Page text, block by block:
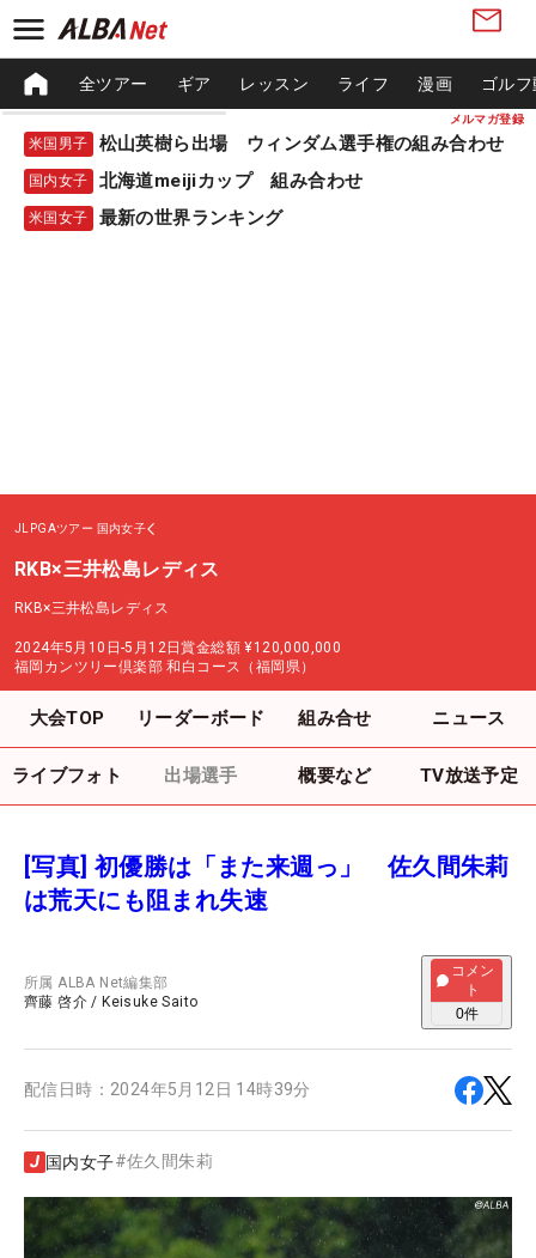
メルマガ登録
全ツアー ギア レッスン ライフ 漫画 ゴル
米国男子 松山英樹ら出場 ウィンダム選手権の組み合わせ
国内女子 北海道meijiカップ 組み合わせ
米国女子 最新の世界ランキング
JLPGAツアー 国内女子
RKB×三井松島レディス
RKB×三井松島レディス
2024年5月10日-5月12日賞金総額 ¥120,000,000
福岡カンツリー倶楽部 和白コース（福岡県）
大会TOP リーダーボード 組み合せ ニュース
ライブフォト 出場選手 概要など TV放送予定
[写真] 初優勝は「また来週っ」 佐久間朱莉
は荒天にも阻まれ失速
所属ALBA Net編集部
齊藤 啓介 / Keisuke Saito
コメン
ト
0件
配信日時： 2024年5月12日 14時39分
国内女子#佐久間朱莉